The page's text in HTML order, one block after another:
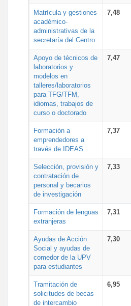
Matrícula y gestiones
académico-
administrativas de la
secretaría del Centro
7,48
Apoyo de técnicos de
laboratorios y
modelos en
talleres/laboratorios
para TFG/TFM,
idiomas, trabajos de
curso o doctorado
7,47
Formación a
emprendedores a
través de IDEAS
7,37
Selección, provisión y
contratación de
personal y becarios
de investigación
7,33
Formación de lenguas
extranjeras
7,31
Ayudas de Acción
Social y ayudas de
comedor de la UPV
para estudiantes
7,30
Tramitación de
solicitudes de becas
de intercambio
6,95